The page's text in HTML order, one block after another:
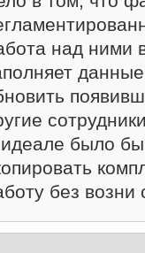
над ними
было бы
без возни